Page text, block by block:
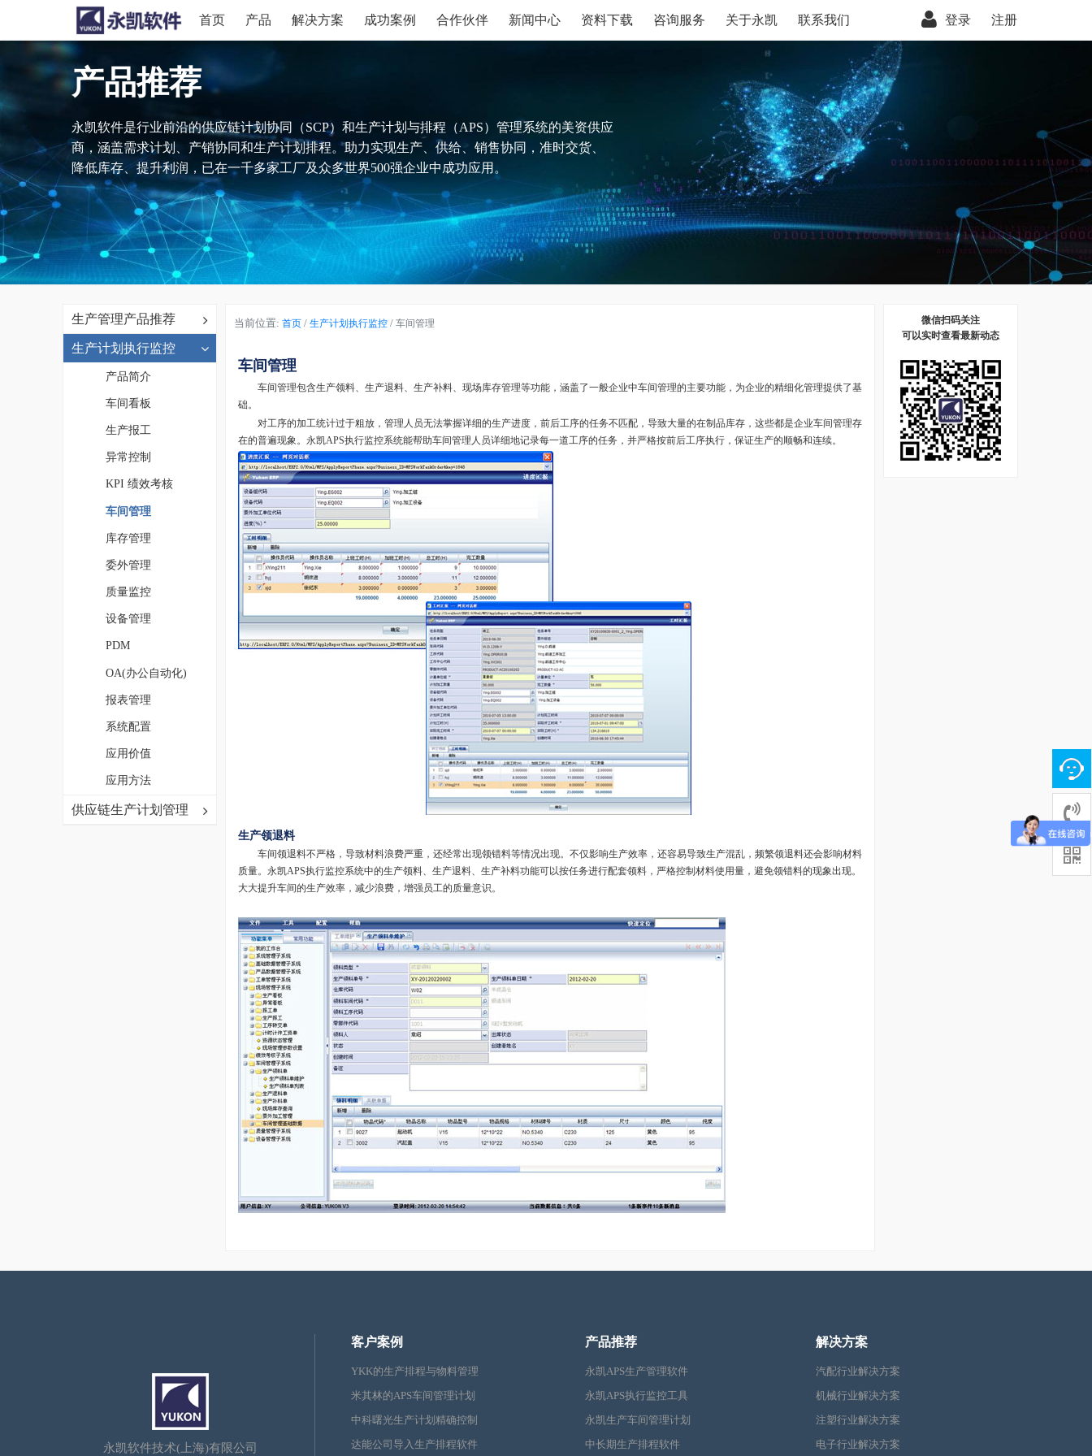
首页 产品 解决方案 成功案例 合作伙伴 新闻中心 资料下载 咨询服务 关于永凯 联系我们 登录 注册
产品推荐
永凯软件是行业前沿的供应链计划协同（SCP）和生产计划与排程（APS）管理系统的美资供应
商，涵盖需求计划、产销协同和生产计划排程。助力实现生产、供给、销售协同，准时交货、
降低库存、提升利润，已在一千多家工厂及众多世界500强企业中成功应用。
生产管理产品推荐
生产计划执行监控
产品简介
车间看板
生产报工
异常控制
KPI 绩效考核
车间管理
库存管理
委外管理
质量监控
设备管理
PDM
OA(办公自动化)
报表管理
系统配置
应用价值
应用方法
供应链生产计划管理
当前位置: 首页 / 生产计划执行监控 / 车间管理
车间管理
车间管理包含生产领料、生产退料、生产补料、现场库存管理等功能，涵盖了一般企业中车间管理的主要功能，为企业的精细化管理提供了基
础。
对工序的加工统计过于粗放，管理人员无法掌握详细的生产进度，前后工序的任务不匹配，导致大量的在制品库存，这些都是企业车间管理存
在的普遍现象。永凯APS执行监控系统能帮助车间管理人员详细地记录每一道工序的任务，并严格按前后工序执行，保证生产的顺畅和连续。
生产领退料
车间领退料不严格，导致材料浪费严重，还经常出现领错料等情况出现。不仅影响生产效率，还容易导致生产混乱，频繁领退料还会影响材料
质量。永凯APS执行监控系统中的生产领料、生产退料、生产补料功能可以按任务进行配套领料，严格控制材料使用量，避免领错料的现象出现。
大大提升车间的生产效率，减少浪费，增强员工的质量意识。
微信扫码关注
可以实时查看最新动态
永凯软件技术(上海)有限公司
客户案例
YKK的生产排程与物料管理
米其林的APS车间管理计划
中科曙光生产计划精确控制
达能公司导入生产排程软件
产品推荐
永凯APS生产管理软件
永凯APS执行监控工具
永凯生产车间管理计划
中长期生产排程软件
解决方案
汽配行业解决方案
机械行业解决方案
注塑行业解决方案
电子行业解决方案